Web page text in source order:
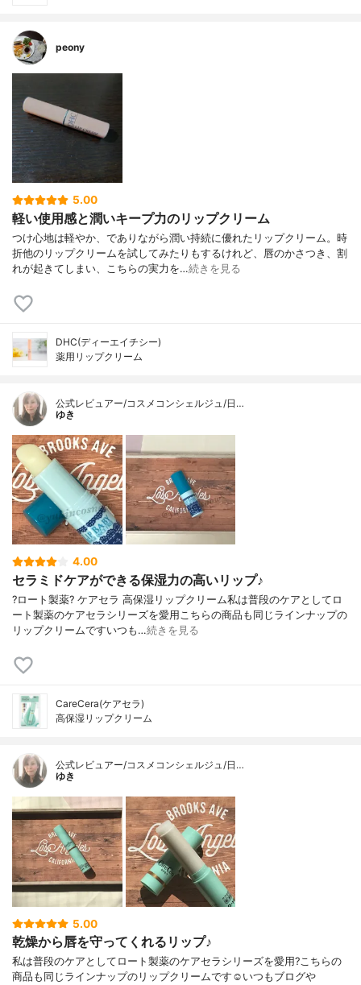
peony
5.00
軽い使用感と潤いキープ力のリップクリーム
つけ心地は軽やか、でありながら潤い持続に優れたリップクリーム。時
折他のリップクリームを試してみたりもするけれど、唇のかさつき、割
れが起きてしまい、こちらの実力を…続きを見る
DHC(ディーエイチシー)
薬用リップクリーム
公式レビュアー/コスメコンシェルジュ/日…
ゆき
4.00
セラミドケアができる保湿力の高いリップ♪
?ロート製薬? ケアセラ 高保湿リップクリーム私は普段のケアとしてロ
ート製薬のケアセラシリーズを愛用こちらの商品も同じラインナップの
リップクリームですいつも…続きを見る
CareCera(ケアセラ)
高保湿リップクリーム
公式レビュアー/コスメコンシェルジュ/日…
ゆき
5.00
乾燥から唇を守ってくれるリップ♪
私は普段のケアとしてロート製薬のケアセラシリーズを愛用?こちらの
商品も同じラインナップのリップクリームです☺️いつもブログや